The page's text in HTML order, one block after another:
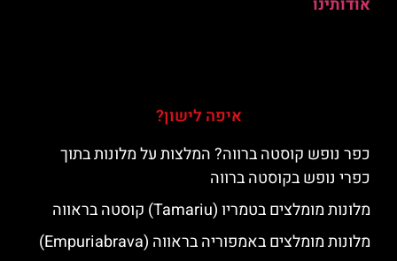
אודותינו
איפה לישון?
כפר נופש קוסטה ברווה? המלצות על מלונות בתוך
כפרי נופש בקוסטה ברווה
מלונות מומלצים בטמריו (Tamariu) קוסטה בראווה
מלונות מומלצים באמפוריה בראווה (Empuriabrava)